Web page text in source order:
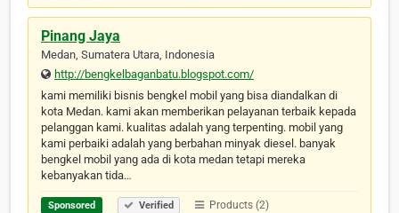
Pinang Jaya
Medan, Sumatera Utara, Indonesia
http://bengkelbaganbatu.blogspot.com/
kami memiliki bisnis bengkel mobil yang bisa diandalkan di
kota Medan. kami akan memberikan pelayanan terbaik kepada
pelanggan kami. kualitas adalah yang terpenting. mobil yang
kami perbaiki adalah yang berbahan minyak diesel. banyak
bengkel mobil yang ada di kota medan tetapi mereka
kebanyakan tida…
Sponsored Verified Products (2)